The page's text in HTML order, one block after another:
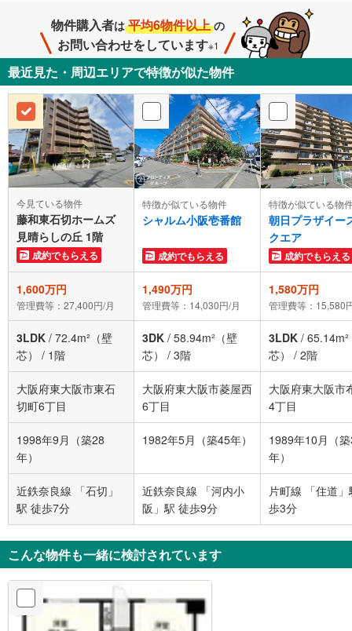
物件購入者は 平均6物件以上 の
お問い合わせをしています※1
最近見た・周辺エリアで特徴が似た物件
今見ている物件
藤和東石切ホームズ
見晴らしの丘 1階
成約でもらえる
特徴が似ている物件
シャルム小阪壱番館
成約でもらえる
特徴が似ている物
朝日プラザイー
クエア
成約でもらえる
1,600万円
管理費等：27,400円/月
1,490万円
管理費等：14,030円/月
1,580万円
管理費等：15,580
3LDK / 72.4m²（壁
芯）
/ 1階
3DK / 58.94m²（壁
芯）
/ 3階
3LDK /
芯）
/ 2階
大阪府東大阪市東石
切町6丁目
大阪府東大阪市菱屋西
6丁目
大阪府東大阪市
4丁目
1998年9月（築28
年）
1982年5月（築45年）
1989年10月（
年）
近鉄奈良線 「石切」
駅 徒歩7分
近鉄奈良線 「河内小
阪」駅 徒歩9分
片町線 「住道
歩3分
こんな物件も一緒に検討されています